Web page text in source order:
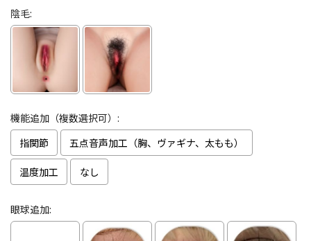
陰毛:
機能追加（複数選択可）:
指関節
五点音声加工（胸、ヴァギナ、太もも）
温度加工 なし
眼球追加: